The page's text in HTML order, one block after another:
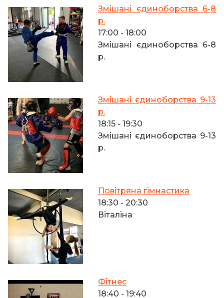
Змішані єдиноборства 6-8
р.
17:00 - 18:00
Змішані єдиноборства 6-8
р.
Змішані єдиноборства 9-13
р.
18:15 - 19:30
Змішані єдиноборства 9-13
р.
Повітряна гімнастика
18:30 - 20:30
Віталіна
Фітнес
18:40 - 19:40